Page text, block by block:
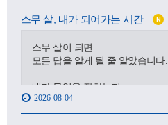
스무 살, 내가 되어가는 시간 N
스무 살이 되면
모든 답을 알게 될 줄 알았습니다.
내가 무엇을 잘하는지,
어디로 가야 하는지,
어떤 사람이 될 수 있을지.
2026-08-04